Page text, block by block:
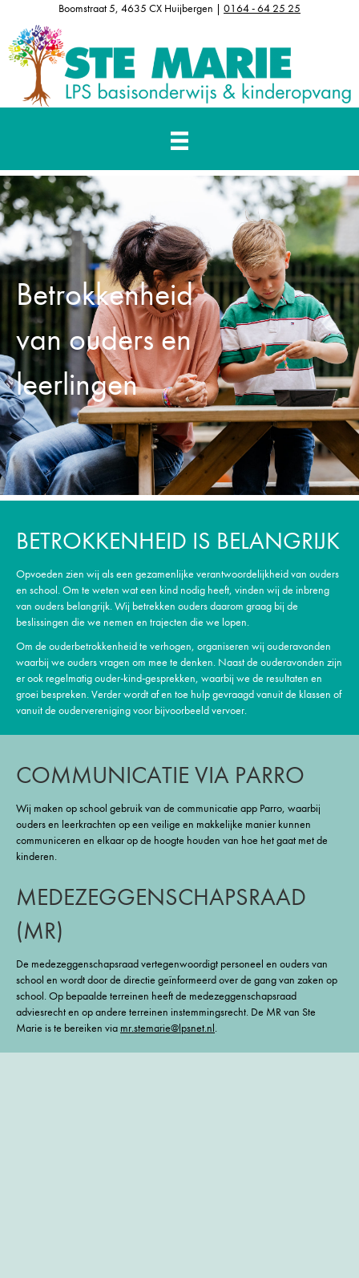
Boomstraat 5, 4635 CX Huijbergen | 0164 - 64 25 25
Betrokkenheid
van ouders en
leerlingen
BETROKKENHEID IS BELANGRIJK
Opvoeden zien wij als een gezamenlijke verantwoordelijkheid van ouders
en school. Om te weten wat een kind nodig heeft, vinden wij de inbreng
van ouders belangrijk. Wij betrekken ouders daarom graag bij de
beslissingen die we nemen en trajecten die we lopen.
Om de ouderbetrokkenheid te verhogen, organiseren wij ouderavonden
waarbij we ouders vragen om mee te denken. Naast de ouderavonden zijn
er ook regelmatig ouder-kind-gesprekken, waarbij we de resultaten en
groei bespreken. Verder wordt af en toe hulp gevraagd vanuit de klassen of
vanuit de oudervereniging voor bijvoorbeeld vervoer.
COMMUNICATIE VIA PARRO
Wij maken op school gebruik van de communicatie app Parro, waarbij
ouders en leerkrachten op een veilige en makkelijke manier kunnen
communiceren en elkaar op de hoogte houden van hoe het gaat met de
kinderen.
MEDEZEGGENSCHAPSRAAD
(MR)
De medezeggenschapsraad vertegenwoordigt personeel en ouders van
school en wordt door de directie geïnformeerd over de gang van zaken op
school. Op bepaalde terreinen heeft de medezeggenschapsraad
adviesrecht en op andere terreinen instemmingsrecht. De MR van Ste
Marie is te bereiken via mr.stemarie@lpsnet.nl.